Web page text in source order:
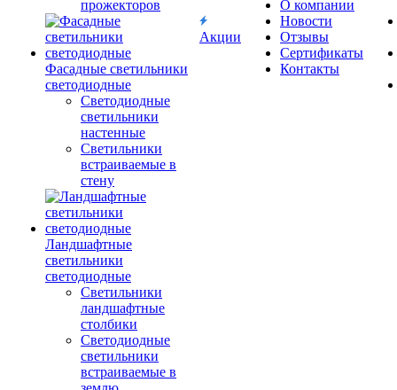
прожекторов
Фасадные светильники
светодиодные
Светодиодные
светильники
настенные
Светильники
встраиваемые в
стену
Ландшафтные
светильники
светодиодные
Светильники
ландшафтные
столбики
Светодиодные
светильники
встраиваемые в
Акции
О компании
Новости
Отзывы
Сертификаты
Контакты